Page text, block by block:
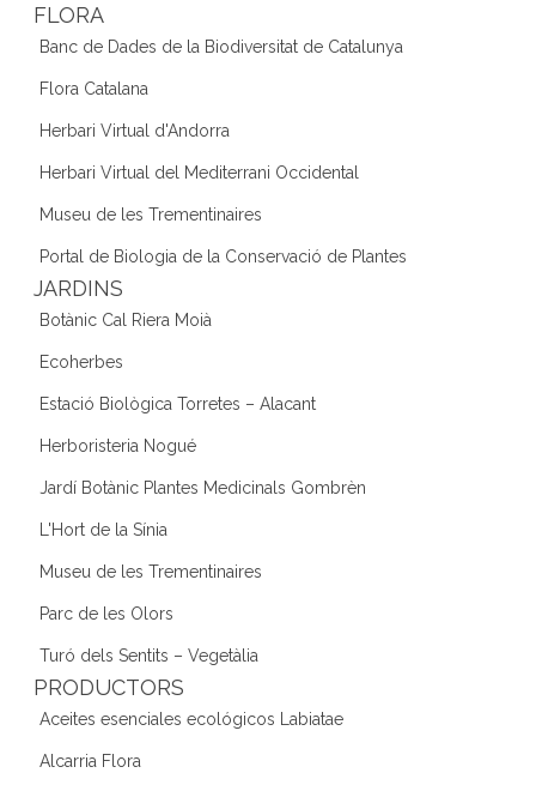
FLORA
Banc de Dades de la Biodiversitat de Catalunya
Flora Catalana
Herbari Virtual d'Andorra
Herbari Virtual del Mediterrani Occidental
Museu de les Trementinaires
Portal de Biologia de la Conservació de Plantes
JARDINS
Botànic Cal Riera Moià
Ecoherbes
Estació Biològica Torretes – Alacant
Herboristeria Nogué
Jardí Botànic Plantes Medicinals Gombrèn
L'Hort de la Sínia
Museu de les Trementinaires
Parc de les Olors
Turó dels Sentits – Vegetàlia
PRODUCTORS
Aceites esenciales ecológicos Labiatae
Alcarria Flora